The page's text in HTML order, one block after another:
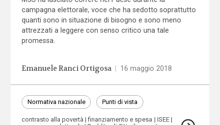
campagna elettorale, voce che ha sedotto soprattutto
quanti sono in situazione di bisogno e sono meno
attrezzati a leggere con senso critico una tale
promessa.
Emanuele Ranci Ortigosa 16 maggio 2018
Normativa nazionale Punti di vista
contrasto alla povertà finanziamento e spesa
ISEE